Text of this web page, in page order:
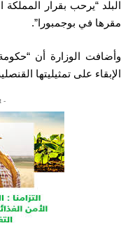
البلد “يرحب بقرار
مقرها في بوجمبورا”.
وأضافت الوزارة أن
الإبقاء على تمثيليتها
- Advertisement -